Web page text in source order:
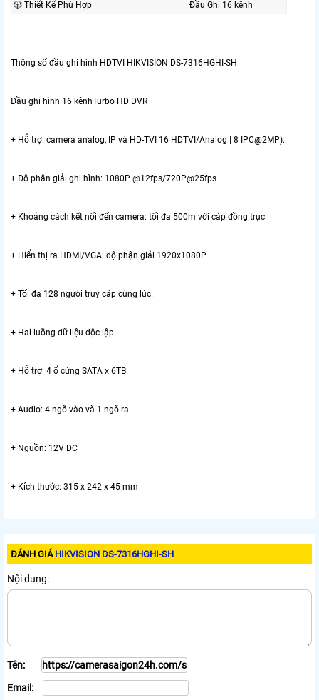
🎲 Thiết Kế Phù Hợp
Đầu Ghi 16 kênh
Thông số đầu ghi hình HDTVI HIKVISION DS-7316HGHI-SH
Đầu ghi hình 16 kênhTurbo HD DVR
+ Hỗ trợ: camera analog, IP và HD-TVI 16 HDTVI/Analog | 8 IPC@2MP).
+ Độ phân giải ghi hình: 1080P @12fps/720P@25fps
+ Khoảng cách kết nối đến camera: tối đa 500m với cáp đồng trục
+ Hiển thị ra HDMI/VGA: độ phận giải 1920x1080P
+ Tối đa 128 người truy cập cùng lúc.
+ Hai luồng dữ liệu độc lập
+ Hỗ trợ: 4 ổ cứng SATA x 6TB.
+ Audio: 4 ngõ vào và 1 ngõ ra
+ Nguồn: 12V DC
+ Kích thước: 315 x 242 x 45 mm
ĐÁNH GIÁ HIKVISION DS-7316HGHI-SH
Nội dung:
Tên:
Email: